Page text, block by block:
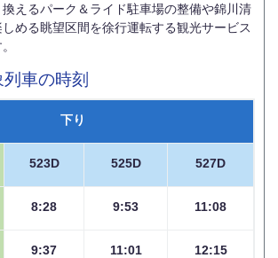
換えるパーク＆ライド駐車場の整備や錦川清
める眺望区間を徐行運転する観光サービス
車の時刻
下り
523D 525D 527D
8:28 9:53 11:08
9:37 11:01 12:15